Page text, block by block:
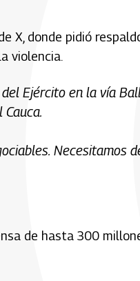
X, donde pidió
violencia.
Ejército en la vía
Necesitamos
de hasta 300